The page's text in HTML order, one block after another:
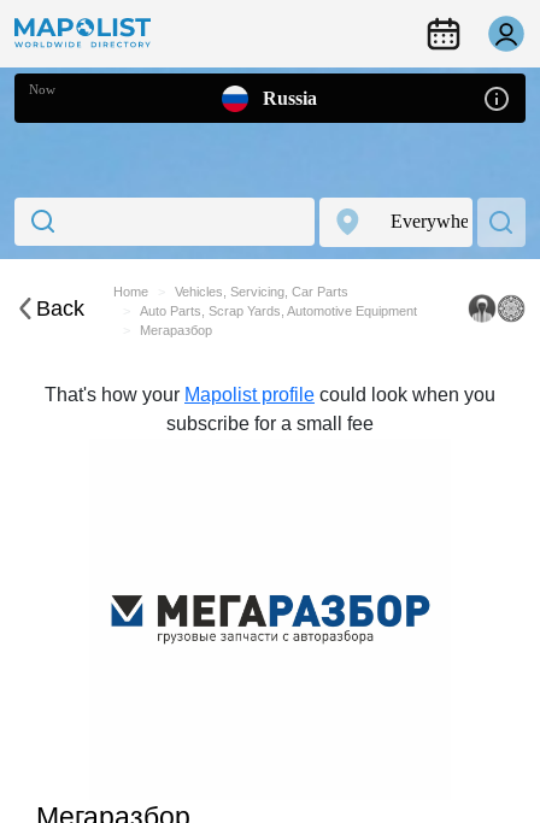
Now Russia
Back
Home
Vehicles, Servicing, Car Parts
Auto Parts, Scrap Yards, Automotive Equipment
Мегаразбор
That's how your Mapolist profile could look when you
subscribe for a small fee